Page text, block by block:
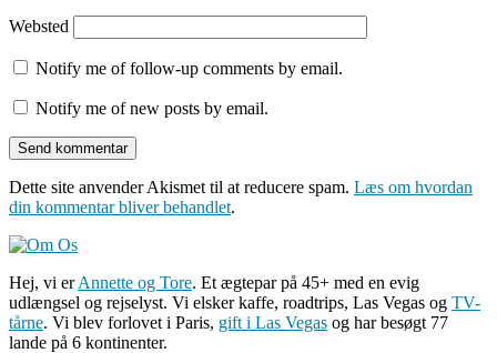
Websted
Notify me of follow-up comments by email.
Notify me of new posts by email.
Dette site anvender Akismet til at reducere spam. Læs om hvordan
din kommentar bliver behandlet.
Hej, vi erAnnette og Tore. Et ægtepar på 45+ med en evig
udlængsel og rejselyst. Vi elsker kaffe, roadtrips, Las Vegas og TV-
tårne. Vi blev forlovet i Paris, gift i Las Vegas og har besøgt 77
lande på 6 kontinenter.